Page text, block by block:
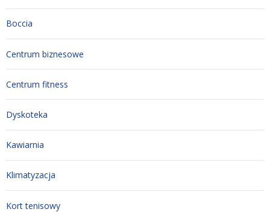
Boccia
Centrum biznesowe
Centrum fitness
Dyskoteka
Kawiarnia
Klimatyzacja
Kort tenisowy